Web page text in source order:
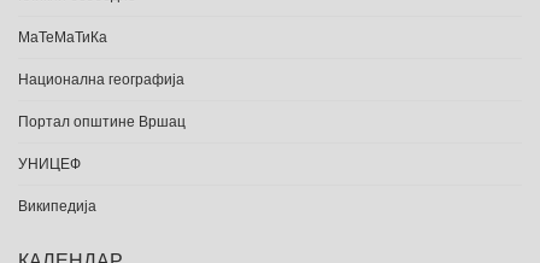
МаТеМаТиКа
Национална географија
Портал општине Вршац
УНИЦЕФ
Википедија